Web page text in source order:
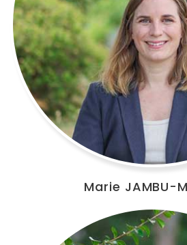
Marie JAMBU-